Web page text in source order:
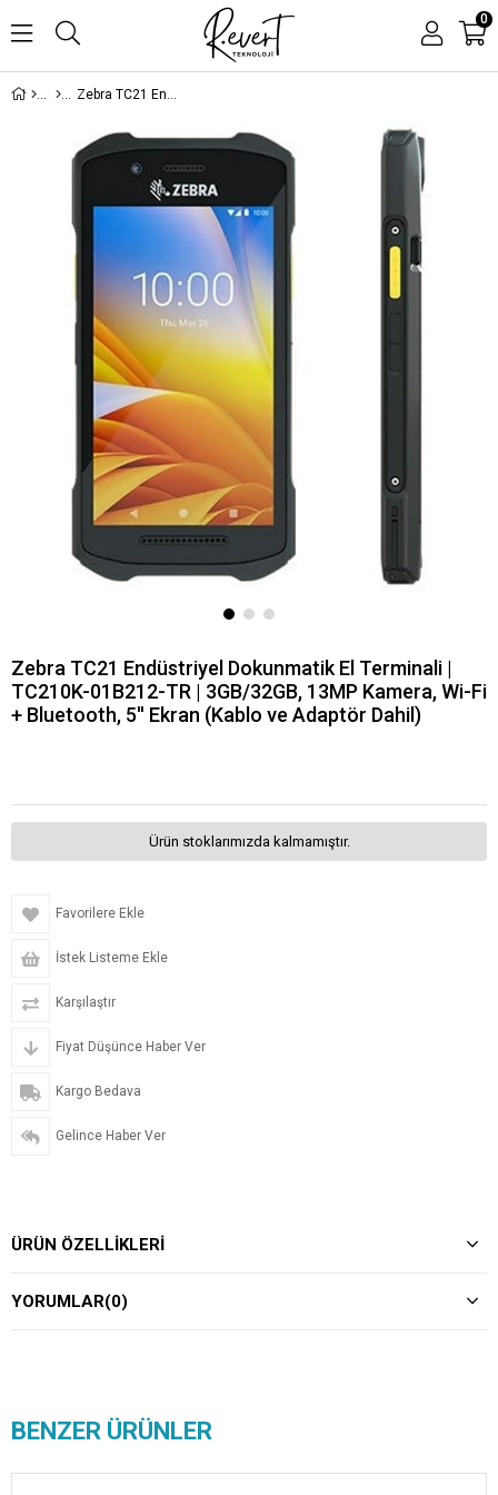
0
Zebra TC21 Endüstriyel Dokunmatik El Terminali | TC210K-01B212-TR | 3GB/32GB, 13MP Kamera, Wi-Fi + Bluetooth, 5'' Ekran (Kablo ve Adaptör Dahil)
Zebra TC21 Endüstriyel Dokunmatik El Terminali |
TC210K-01B212-TR | 3GB/32GB, 13MP Kamera, Wi-Fi
+ Bluetooth, 5'' Ekran (Kablo ve Adaptör Dahil)
Ürün stoklarımızda kalmamıştır.
Favorilere Ekle
İstek Listeme Ekle
Karşılaştır
Fiyat Düşünce Haber Ver
Kargo Bedava
Gelince Haber Ver
ÜRÜN ÖZELLIKLERI
YORUMLAR(0)
BENZER ÜRÜNLER